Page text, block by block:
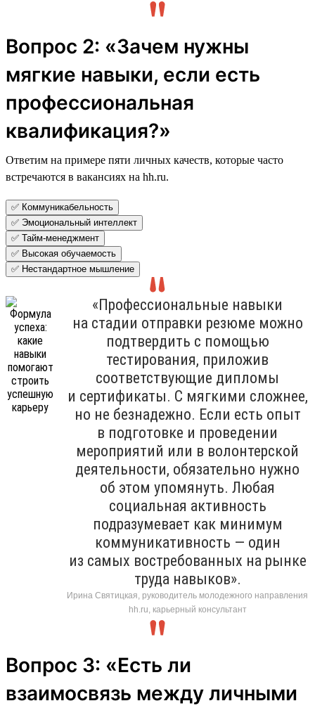
Вопрос 2: «Зачем нужны
мягкие навыки, если есть
профессиональная
квалификация?»
Ответим на примере пяти личных качеств, которые часто
встречаются в вакансиях на hh.ru.
✅ Коммуникабельность
✅ Эмоциональный интеллект
✅ Тайм-менеджмент
✅ Высокая обучаемость
✅ Нестандартное мышление
«Профессиональные навыки
на стадии отправки резюме можно
подтвердить с помощью
тестирования, приложив
соответствующие дипломы
и сертификаты. С мягкими сложнее,
но не безнадежно. Если есть опыт
в подготовке и проведении
мероприятий или в волонтерской
деятельности, обязательно нужно
об этом упомянуть. Любая
социальная активность
подразумевает как минимум
коммуникативность — один
из самых востребованных на рынке
труда навыков».
Ирина Святицкая, руководитель молодежного направления
hh.ru, карьерный консультант
Вопрос 3: «Есть ли
взаимосвязь между личными